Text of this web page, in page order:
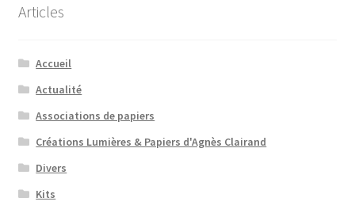
Articles
Accueil
Actualité
Associations de papiers
Créations Lumières & Papiers d'Agnès Clairand
Divers
Kits